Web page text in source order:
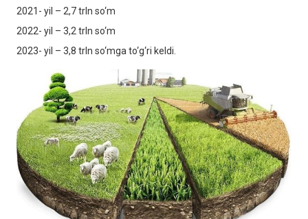
2021- yil – 2,7 trln so‘m
2022- yil – 3,2 trln so‘m
2023- yil – 3,8 trln so‘mga to‘g‘ri keldi.